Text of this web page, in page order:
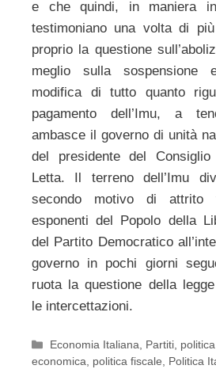
e che quindi, in maniera
testimoniano una volta di
proprio la questione
meglio sulla sospensione
modifica di tutto quanto
pagamento dell’Imu, a
ambasce il governo di unità
del presidente del Consiglio
Letta. Il terreno dell’Imu
secondo motivo di attrito
esponenti del Popolo della
del Partito Democratico
governo in pochi giorni
ruota la questione della
le intercettazioni.
Categorie
Economia Italiana Partiti politica
economica
politica fiscale Politica